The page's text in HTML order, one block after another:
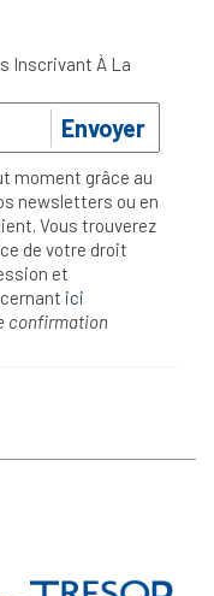
Inscrivant À La
Envoyer
moment grâce au
newsletters ou en
Vous trouverez
de votre droit
et
ici
confirmation